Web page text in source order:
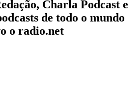
Charla Podcast e
de todo o mundo
o radio.net